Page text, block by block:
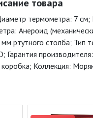
товара
термометра: 7 см;
Анероид
ртутного столба; Тип
Коллекция: